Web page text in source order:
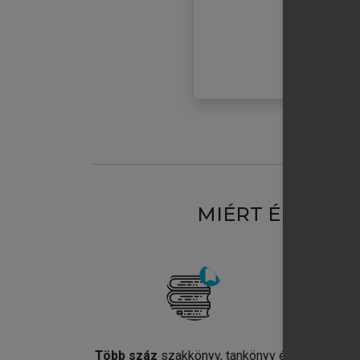
MIÉRT
Több száz szakkönyv, tankönyv és